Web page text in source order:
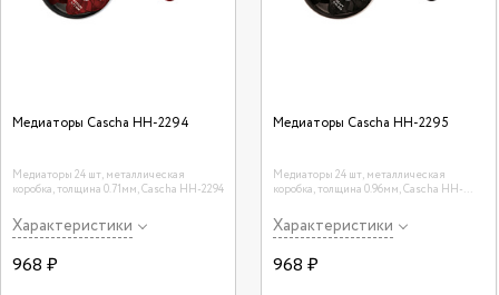
Медиаторы Cascha HH-2294
Медиаторы 24 шт, металлическая
коробка, толщина 0.71мм, Cascha HH-2294
Характеристики
968 ₽
Медиаторы Cascha HH-2295
Медиаторы 24 шт, металлическая
коробка, толщина 0.96мм, Cascha HH-
Характеристики
968 ₽